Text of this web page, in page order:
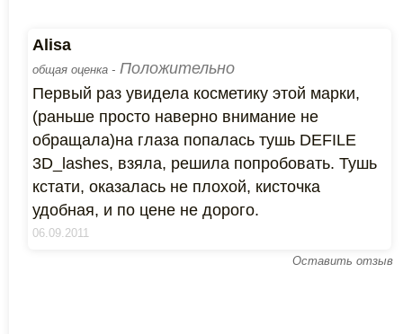
Alisa
общая оценка - Положительно
Первый раз увидела косметику этой марки,
(раньше просто наверно внимание не
обращала)на глаза попалась тушь DEFILE
3D_lashes, взяла, решила попробовать. Тушь
кстати, оказалась не плохой, кисточка
удобная, и по цене не дорого.
06.09.2011
Оставить отзыв